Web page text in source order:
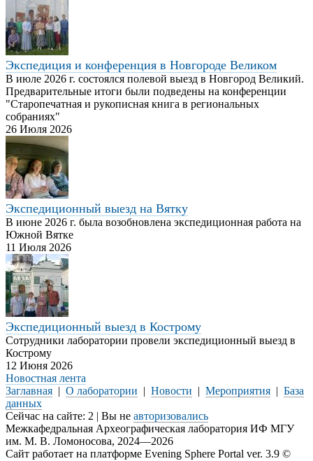
Экспедиция и конференция в Новгороде Великом
В июле 2026 г. состоялся полевой выезд в Новгород Великий.
Предварительные итоги были подведены на конференции
"Старопечатная и рукописная книга в региональных
собраниях"
26 Июля 2026
Экспедиционный выезд на Вятку
В июне 2026 г. была возобновлена экспедиционная работа на
Южной Вятке
11 Июля 2026
Экспедиционный выезд в Кострому
Сотрудники лаборатории провели экспедиционный выезд в
Кострому
12 Июня 2026
Новостная лента
Заглавная | О лаборатории | Новости | Мероприятия | База
данных
Сейчас на сайте: 2 | Вы не авторизовались
Межкафедральная Археографическая лаборатория ИФ МГУ
им. М. В. Ломоносова, 2024—2026
Сайт работает на платформе Evening Sphere Portal ver. 3.9 ©